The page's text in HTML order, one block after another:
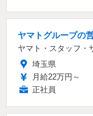
ヤマトグループの
ヤマト・スタッフ・
埼玉県
月給22万円～
正社員